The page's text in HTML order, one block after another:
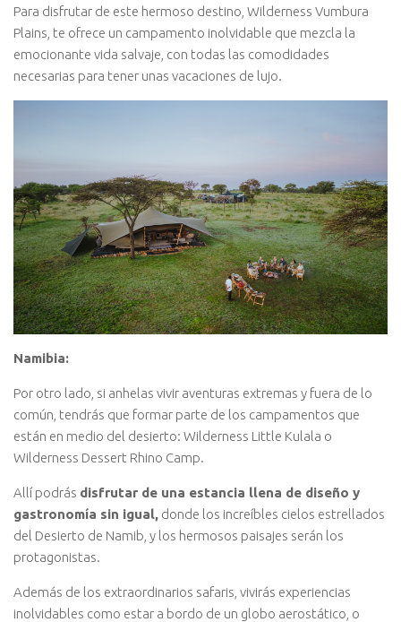
Para disfrutar de este hermoso destino, Wilderness Vumbura
Plains, te ofrece un campamento inolvidable que mezcla la
emocionante vida salvaje, con todas las comodidades
necesarias para tener unas vacaciones de lujo.
Namibia:
Por otro lado, si anhelas vivir aventuras extremas y fuera de lo
común, tendrás que formar parte de los campamentos que
están en medio del desierto: Wilderness Little Kulala o
Wilderness Dessert Rhino Camp.
Allí podrás disfrutar de una estancia llena de diseño y
gastronomía sin igual, donde los increíbles cielos estrellados
del Desierto de Namib, y los hermosos paisajes serán los
protagonistas.
Además de los extraordinarios safaris, vivirás experiencias
inolvidables como estar a bordo de un globo aerostático, o